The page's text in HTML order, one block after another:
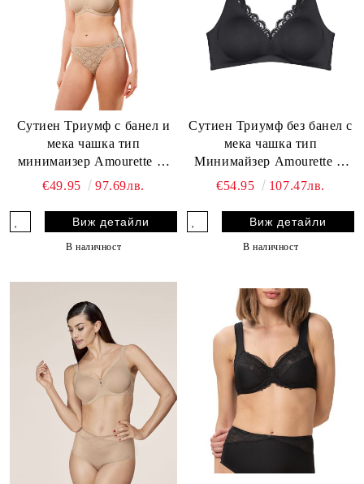
Сутиен Триумф с банел и
мека чашка тип
минимаизер Amourette W
01 бежов - Цвят Бежов
€49.95 97.69лв.
Виж детайли
В наличност
Сутиен Триумф без банел с
мека чашка тип
Минимайзер Amourette N
01 черен - Цвят Черен
€54.95 107.47лв.
Виж детайли
В наличност